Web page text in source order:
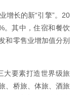
增长的新“引擎”。20
。其中，住宿和餐饮
和零售业增加值分别
大要素打造世界级旅
、桥旅、体旅、酒旅